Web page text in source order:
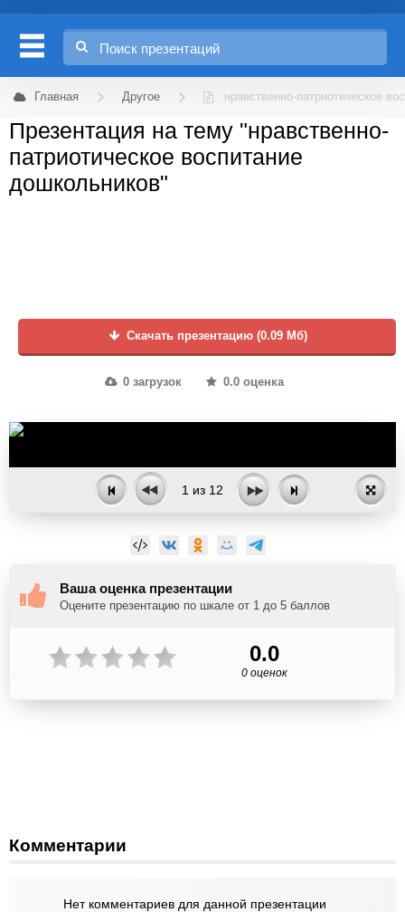
Главная Другое нравственно-патриотическое
Презентация на тему "нравственно-
патриотическое воспитание
дошкольников"
Скачать презентацию (0.09 Мб)
0 загрузок 0.0 оценка
1 из 12
Ваша оценка презентации
Оцените презентацию по шкале от 1 до 5 баллов
0.0
0 оценок
Комментарии
Нет комментариев для данной презентации